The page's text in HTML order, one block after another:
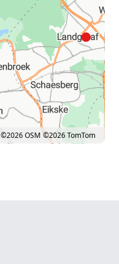
©2026 OSM ©2026 TomTom